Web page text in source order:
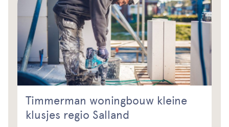
Timmerman woningbouw kleine
klusjes regio Salland